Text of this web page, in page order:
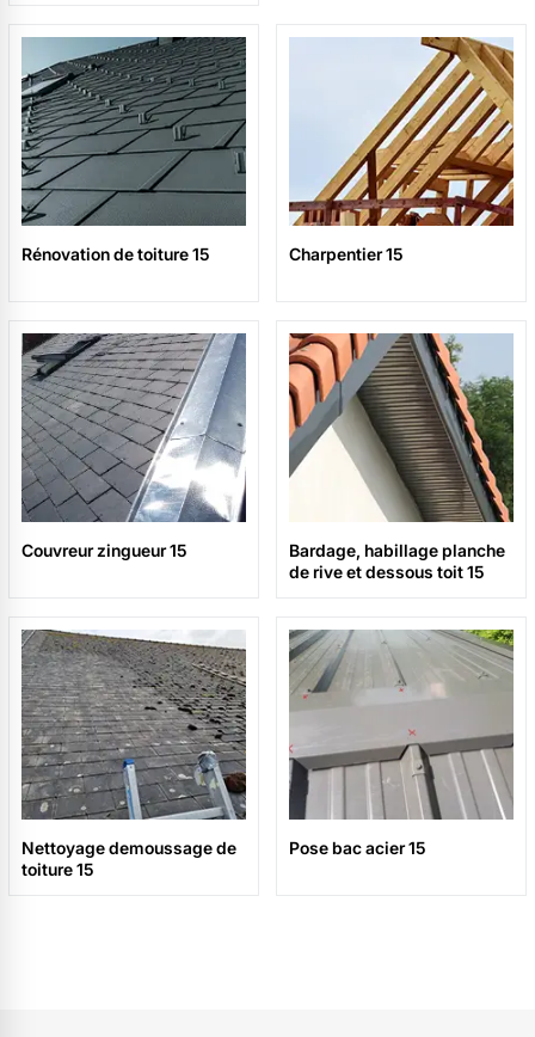
Rénovation de toiture 15 Charpentier 15
Couvreur zingueur 15
Bardage, habillage planche
de rive et dessous toit 15
Nettoyage demoussage de
toiture 15
Pose bac acier 15